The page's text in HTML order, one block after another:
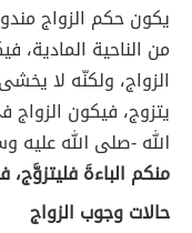
يكون حكم الزواج
من الناحية المادية،
الزواج، ولكنّه لا
يتزوج، فيكون الزواج
الله -صلى الله عليه
منكم الباءةَ
حالات وجوب الزواج